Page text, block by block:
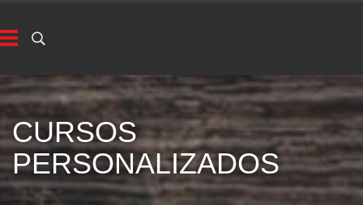
CURSOS
PERSONALIZADOS